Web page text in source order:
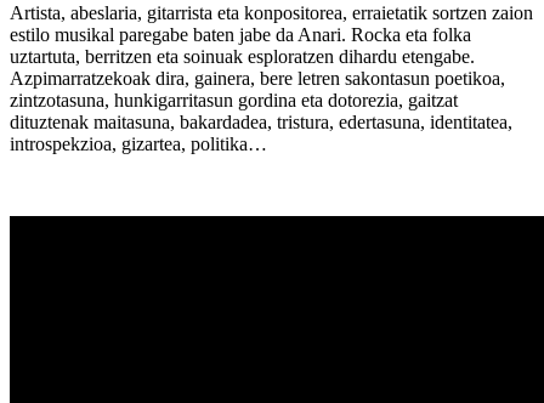
Artista, abeslaria, gitarrista eta konpositorea, erraietatik sortzen zaion
estilo musikal paregabe baten jabe da Anari. Rocka eta folka
uztartuta, berritzen eta soinuak esploratzen dihardu etengabe.
Azpimarratzekoak dira, gainera, bere letren sakontasun poetikoa,
zintzotasuna, hunkigarritasun gordina eta dotorezia, gaitzat
dituztenak maitasuna, bakardadea, tristura, edertasuna, identitatea,
introspekzioa, gizartea, politika…